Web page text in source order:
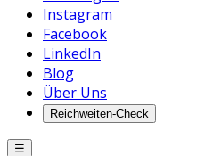
Instagram
Facebook
LinkedIn
Blog
Über Uns
Reichweiten-Check
☰